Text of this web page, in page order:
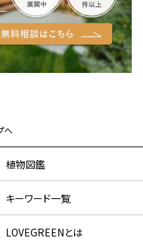
へ
植物図鑑
キーワード一覧
LOVEGREENとは